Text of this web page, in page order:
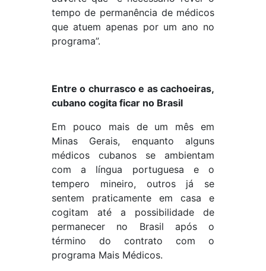
tempo de permanência de médicos
que atuem apenas por um ano no
programa”.
Entre o churrasco e as cachoeiras,
cubano cogita ficar no Brasil
Em pouco mais de um mês em
Minas Gerais, enquanto alguns
médicos cubanos se ambientam
com a língua portuguesa e o
tempero mineiro, outros já se
sentem praticamente em casa e
cogitam até a possibilidade de
permanecer no Brasil após o
término do contrato com o
programa Mais Médicos.